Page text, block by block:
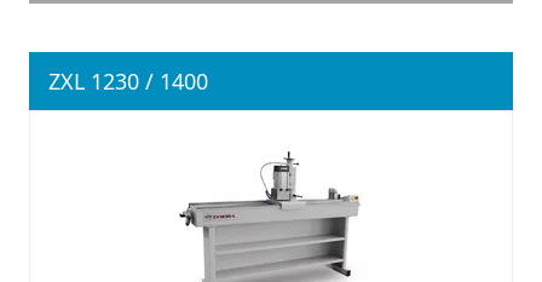
ZXL 1230 / 1400